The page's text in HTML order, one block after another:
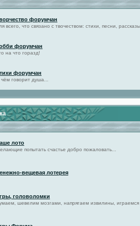
форумчан
всего, что связано с твочеством: стихи, песни,
форумчан
на что горазд!
форумчан
говорит душа...
лото
попытать счастье добро пожаловать...
вещевая лотерея
головоломки
шевелим мозгами, напрягаем извилины,